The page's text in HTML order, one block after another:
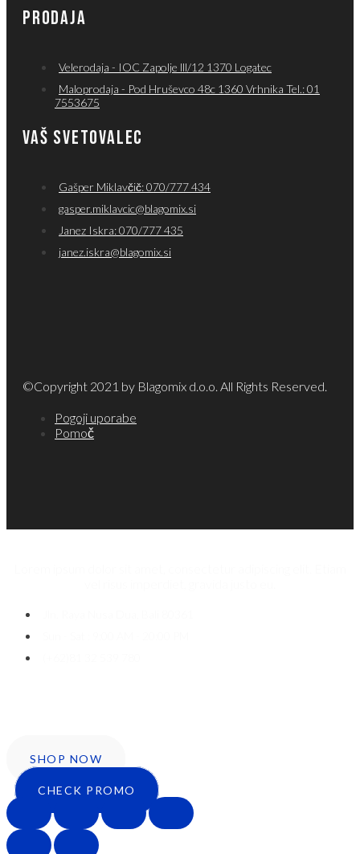
PRODAJA
Velerodaja - IOC Zapolje lll/12 1370 Logatec
Maloprodaja - Pod Hruševco 48c 1360 Vrhnika Tel.: 01
7553675
VAŠ SVETOVALEC
Gašper Miklavčič: 070/777 434
gasper.miklavcic@blagomix.si
Janez Iskra: 070/777 435
janez.iskra@blagomix.si
©Copyright 2021 by Blagomix d.o.o. All Rights Reserved.
Pogoji uporabe
Pomoč
SHOP NOW
CHECK PROMO